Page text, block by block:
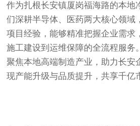
作为扎根长安镇厦岗福海路的本地
们深耕半导体、医药两大核心领域
项目经验，能够精准把握企业需求
施工建设到运维保障的全流程服务
聚焦本地高端制造产业，助力长安
现产能升级与品质提升，共享千亿